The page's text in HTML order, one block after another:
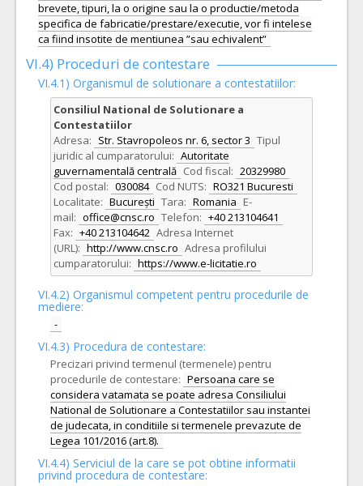
brevete, tipuri, la o origine sau la o productie/metoda
specifica de fabricatie/prestare/executie, vor fi intelese
ca fiind insotite de mentiunea ”sau echivalent”
VI.4) Proceduri de contestare
VI.4.1) Organismul de solutionare a contestatiilor:
Consiliul National de Solutionare a
Contestatiilor
Adresa: Str. Stavropoleos nr. 6, sector 3 Tipul
juridic al cumparatorului: Autoritate
guvernamentală centrală Cod fiscal: 20329980
Cod postal: 030084 Cod NUTS: RO321 Bucuresti
Localitate: București Tara: Romania E-
mail: office@cnsc.ro Telefon: +40 213104641
Fax: +40 213104642 Adresa Internet
(URL): http://www.cnsc.ro Adresa profilului
cumparatorului: https://www.e-licitatie.ro
VI.4.2) Organismul competent pentru procedurile de
mediere:
-
VI.4.3) Procedura de contestare:
Precizari privind termenul (termenele) pentru
procedurile de contestare: Persoana care se
considera vatamata se poate adresa Consiliului
National de Solutionare a Contestatiilor sau instantei
de judecata, in conditiile si termenele prevazute de
Legea 101/2016 (art.8).
VI.4.4) Serviciul de la care se pot obtine informatii
privind procedura de contestare: